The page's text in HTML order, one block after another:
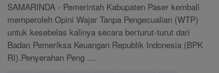
SAMARINDA - Pemerintah Kabupaten Paser kembali
memperoleh Opini Wajar Tanpa Pengecualian (WTP)
untuk kesebelas kalinya secara berturut-turut dari
Badan Pemeriksa Keuangan Republik Indonesia (BPK
RI).Penyerahan Peng ....